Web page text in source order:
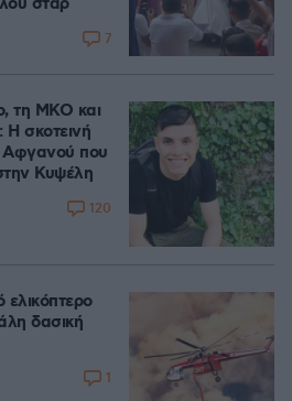
7
τη ΜΚΟ και
Η σκοτεινή
Αφγανού που
Κυψέλη
120
ελικόπτερο
δασική
1